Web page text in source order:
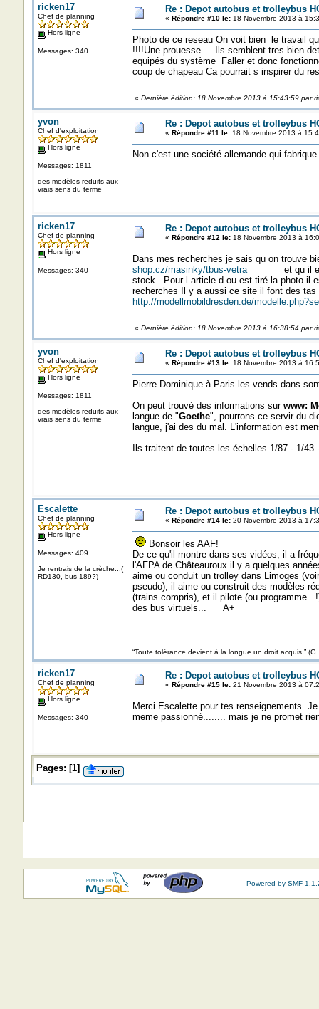
ricken17
Chef de planning
Hors ligne
Messages: 340
Re : Depot autobus et trolleybus
« Répondre #10 le:18 Novembre 2013 à
Photo de ce reseau On voit bien le travail
!!!!Une prouesse ....Ils semblent tres bien
equipés du système Faller et donc
coup de chapeau Ca pourrait s inspirer du
« Dernière édition: 18 Novembre 2013 à 15:43:59 par
yvon
Chef d'exploitation
Hors ligne
Messages: 1811
des modèles reduits aux
vrais sens du terme
Re : Depot autobus et trolleybus
« Répondre #11 le:18 Novembre 2013 à
Non c'est une société allemande qui
ricken17
Chef de planning
Hors ligne
Messages: 340
Re : Depot autobus et trolleybus
« Répondre #12 le:18 Novembre 2013 à
Dans mes recherches je sais
shop.cz/masinky/tbus-vetraet qu il est en
stock . Pour l article d ou est tiré la photo il
recherches Il y a aussi ce site il font des
http://modellmobildresden.de/
« Dernière édition: 18 Novembre 2013 à 16:38:54 par
yvon
Chef d'exploitation
Hors ligne
Messages: 1811
des modèles reduits aux
vrais sens du terme
Re : Depot autobus et trolleybus
« Répondre #13 le:18 Novembre 2013 à
Pierre Dominique à Paris les vends dans
On peut trouvé des informations sur www:
langue de "Goethe", pourrons ce servir du
langue, j'ai des du mal. L'information est
Ils traitent de toutes les échelles 1/87 - 1/
Escalette
Chef de planning
Hors ligne
Messages: 409
Je rentrais de la crèche...(
RD130, bus 189?)
Re : Depot autobus et trolleybus
« Répondre #14 le:20 Novembre 2013 à
Bonsoir les AAF!
De ce qu'il montre dans ses vidéos, il a
l'AFPA de Châteauroux il y a quelques
aime ou conduit un trolley dans Limoges
pseudo), il aime ou construit des modèles
(trains compris), et il pilote (ou
des bus virtuels... A+
“Toute tolérance devient à la longue un droit acquis.”
ricken17
Chef de planning
Hors ligne
Messages: 340
Re : Depot autobus et trolleybus
« Répondre #15 le:21 Novembre 2013 à
Merci Escalette pour tes renseignements
meme passionné........ mais je ne promet
Pages: [1]
Powered by SMF